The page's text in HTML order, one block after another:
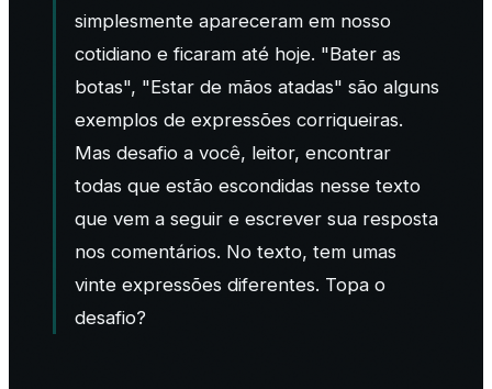
simplesmente apareceram em nosso
cotidiano e ficaram até hoje. "Bater as
botas", "Estar de mãos atadas" são alguns
exemplos de expressões corriqueiras.
Mas desafio a você, leitor, encontrar
todas que estão escondidas nesse texto
que vem a seguir e escrever sua resposta
nos comentários. No texto, tem umas
vinte expressões diferentes. Topa o
desafio?